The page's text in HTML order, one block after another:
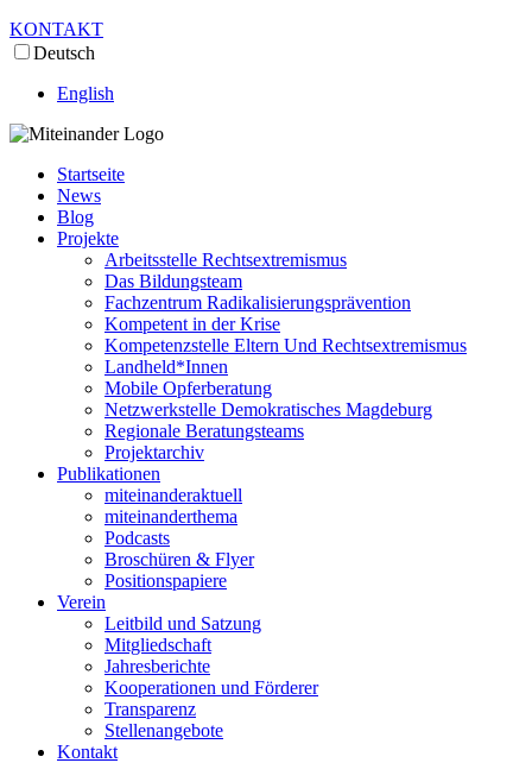
KONTAKT
Deutsch
English
Startseite
News
Blog
Projekte
Arbeitsstelle Rechtsextremismus
Das Bildungsteam
Fachzentrum Radikalisierungsprävention
Kompetent in der Krise
Kompetenzstelle Eltern Und Rechtsextremismus
Landheld*Innen
Mobile Opferberatung
Netzwerkstelle Demokratisches Magdeburg
Regionale Beratungsteams
Projektarchiv
Publikationen
miteinanderaktuell
miteinanderthema
Podcasts
Broschüren & Flyer
Positionspapiere
Verein
Leitbild und Satzung
Mitgliedschaft
Jahresberichte
Kooperationen und Förderer
Transparenz
Stellenangebote
Kontakt